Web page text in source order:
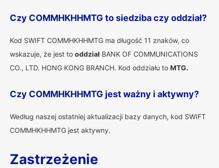
Czy COMMHKHHMTG to siedziba czy oddział?
Kod SWIFT COMMHKHHMTG ma długość 11 znaków, co
wskazuje, że jest to oddział BANK OF COMMUNICATIONS
CO., LTD. HONG KONG BRANCH. Kod oddziału to MTG.
Czy COMMHKHHMTG jest ważny i aktywny?
Według naszej ostatniej aktualizacji bazy danych, kod SWIFT
COMMHKHHMTG jest aktywny.
Zastrzeżenie